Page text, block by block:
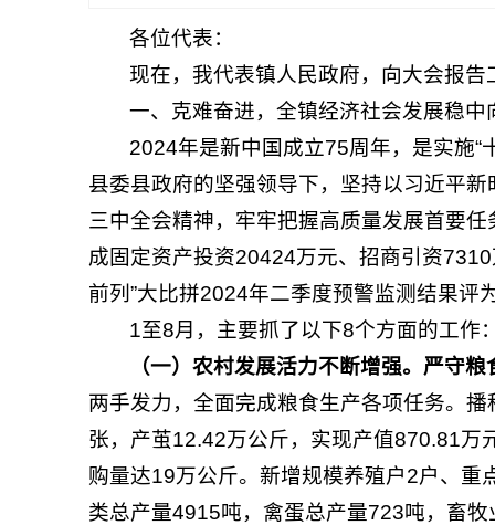
各位代表：
现在，我代表镇人民政府，向大会报
一、克难奋进，全镇经济社会发展稳中
2024年是新中国成立75周年，是实施“
县委县政府的坚强领导下，坚持以习近平
三中全会精神，牢牢把握高质量发展首要
成固定资产投资20424万元、招商引资
前列”大比拼2024年二季度预警监测结果评
1至8月，主要抓了以下8个方面的工作
（一）农村发展活力不断增强。 严守粮
两手发力，全面完成粮食生产各项任务。
张，产茧12.42万公斤，实现产值870.81
购量达19万公斤。新增规模养殖户2户、
类总产量4915吨，禽蛋总产量723吨，畜